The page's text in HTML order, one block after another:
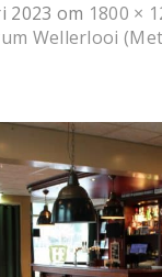
2023 om 1800 ×
Wellerlooi